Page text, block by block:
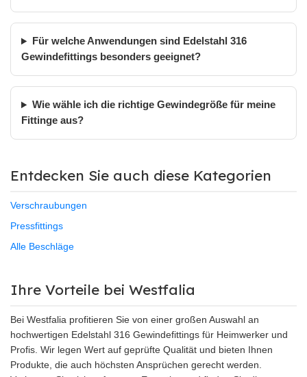
Für welche Anwendungen sind Edelstahl 316
Gewindefittings besonders geeignet?
Wie wähle ich die richtige Gewindegröße für meine
Fittinge aus?
Entdecken Sie auch diese Kategorien
Verschraubungen
Pressfittings
Alle Beschläge
Ihre Vorteile bei Westfalia
Bei Westfalia profitieren Sie von einer großen Auswahl an
hochwertigen Edelstahl 316 Gewindefittings für Heimwerker und
Profis. Wir legen Wert auf geprüfte Qualität und bieten Ihnen
Produkte, die auch höchsten Ansprüchen gerecht werden.